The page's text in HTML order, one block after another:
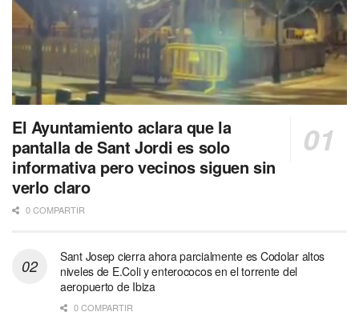
El Ayuntamiento aclara que la
pantalla de Sant Jordi es solo
informativa pero vecinos siguen sin
verlo claro
0 COMPARTIR
Sant Josep cierra ahora parcialmente es Codolar altos
niveles de E.Coli y enterococos en el torrente del
aeropuerto de Ibiza
0 COMPARTIR